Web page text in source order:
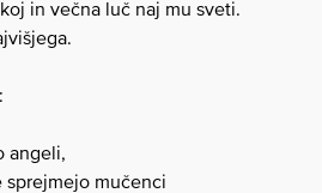
in večna luč naj mu sveti.
angeli,
mučenci